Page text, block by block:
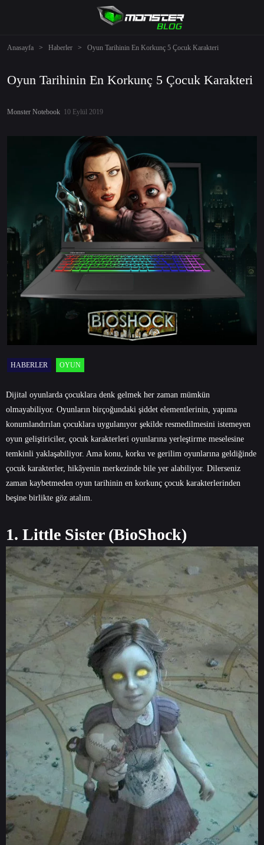
Anasayfa > Haberler > Oyun Tarihinin En Korkunç 5 Çocuk Karakteri
Oyun Tarihinin En Korkunç 5 Çocuk Karakteri
Monster Notebook 10 Eylül 2019
HABERLER OYUN
Dijital oyunlarda çocuklara denk gelmek her zaman mümkün
olmayabiliyor. Oyunların birçoğundaki şiddet elementlerinin, yapıma
konumlandırılan çocuklara uygulanıyor şekilde resmedilmesini istemeyen
oyun geliştiriciler, çocuk karakterleri oyunlarına yerleştirme meselesine
temkinli yaklaşabiliyor. Ama konu, korku ve gerilim oyunlarına geldiğinde
çocuk karakterler, hikâyenin merkezinde bile yer alabiliyor. Dilerseniz
zaman kaybetmeden oyun tarihinin en korkunç çocuk karakterlerinden
beşine birlikte göz atalım.
1. Little Sister (BioShock)